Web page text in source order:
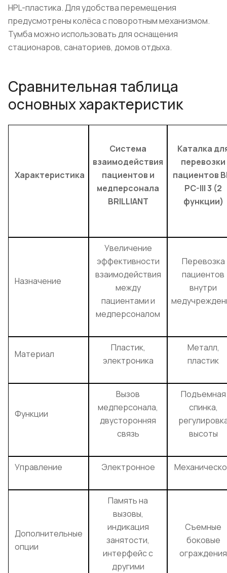
HPL-пластика. Для удобства перемещения
предусмотрены колёса с поворотным механизмом.
Тумба можно использовать для оснащения
стационаров, санаториев, домов отдыха.
Сравнительная таблица
основных характеристик
Характеристика
Система
взаимодействия
пациентов и
медперсонала
BRILLIANT
Каталка
перевозки
пациентов
PC-III 3 (2
функции)
Назначение
Увеличение
эффективности
взаимодействия
между
пациентами и
медперсоналом
Перевозка
пациентов
внутри
Материал
Пластик,
электроника
Металл,
пластик
Функции
Вызов
медперсонала,
двусторонняя
связь
Подъемная
спинка,
высоты
Управление Электронное
Дополнительные
опции
Память на
вызовы,
индикация
занятости,
интерфейс с
другими
Съемные
боковые
ограждения